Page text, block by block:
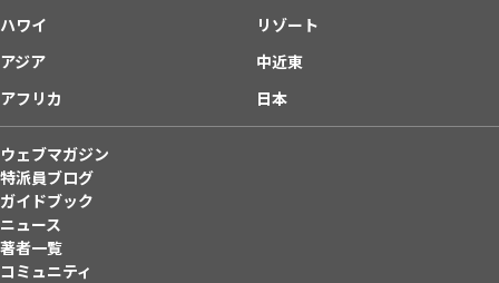
ハワイ
リゾート
アジア
中近東
アフリカ
日本
ウェブマガジン
特派員ブログ
ガイドブック
ニュース
著者一覧
コミュニティ